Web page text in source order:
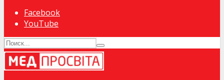
Facebook
YouTube